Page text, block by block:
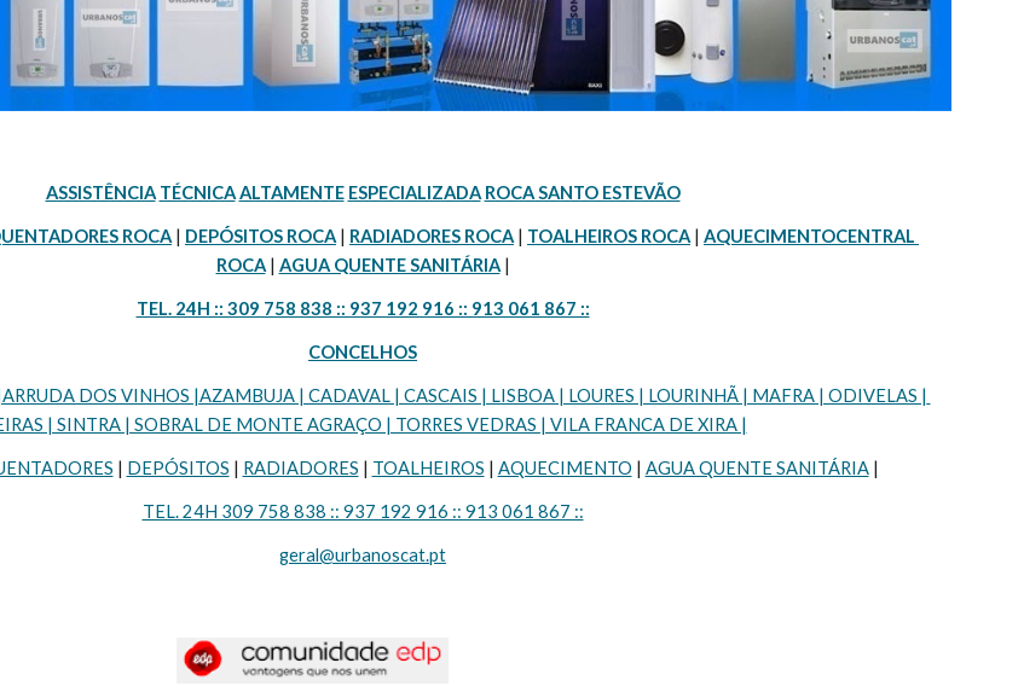
ASSISTÊNCIA TÉCNICA ALTAMENTE ESPECIALIZADA ROCA SANTO ESTEVÃO
ROCA | DEPÓSITOS ROCA | RADIADORES ROCA | TOALHEIROS ROCA | AQUECIMENTOCENTRAL
ROCA | AGUA QUENTE SANITÁRIA |
TEL. 24H :: 309 758 838 :: 937 192 916 :: 913 061 867 ::
CONCELHOS
DOS VINHOS |AZAMBUJA | CADAVAL | CASCAIS | LISBOA | LOURES | LOURINHÃ | MAFRA | ODIVELAS |
| SINTRA | SOBRAL DE MONTE AGRAÇO | TORRES VEDRAS | VILA FRANCA DE XIRA |
| DEPÓSITOS | RADIADORES | TOALHEIROS | AQUECIMENTO | AGUA QUENTE SANITÁRIA |
TEL. 24H 309 758 838 :: 937 192 916 :: 913 061 867 ::
geral@urbanoscat.pt